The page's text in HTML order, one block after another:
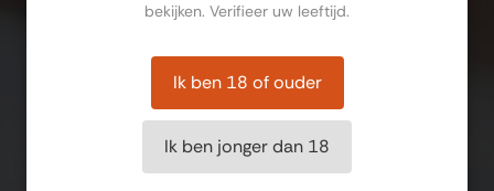
bekijken. Verifieer uw leeftijd.
Ik ben 18 of ouder
Ik ben jonger dan 18